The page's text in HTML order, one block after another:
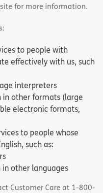
for more information.
to people with
effectively with us, such
interpreters
other formats (large
electronic formats,
to people whose
such as:
other languages
Customer Care at 1-800-